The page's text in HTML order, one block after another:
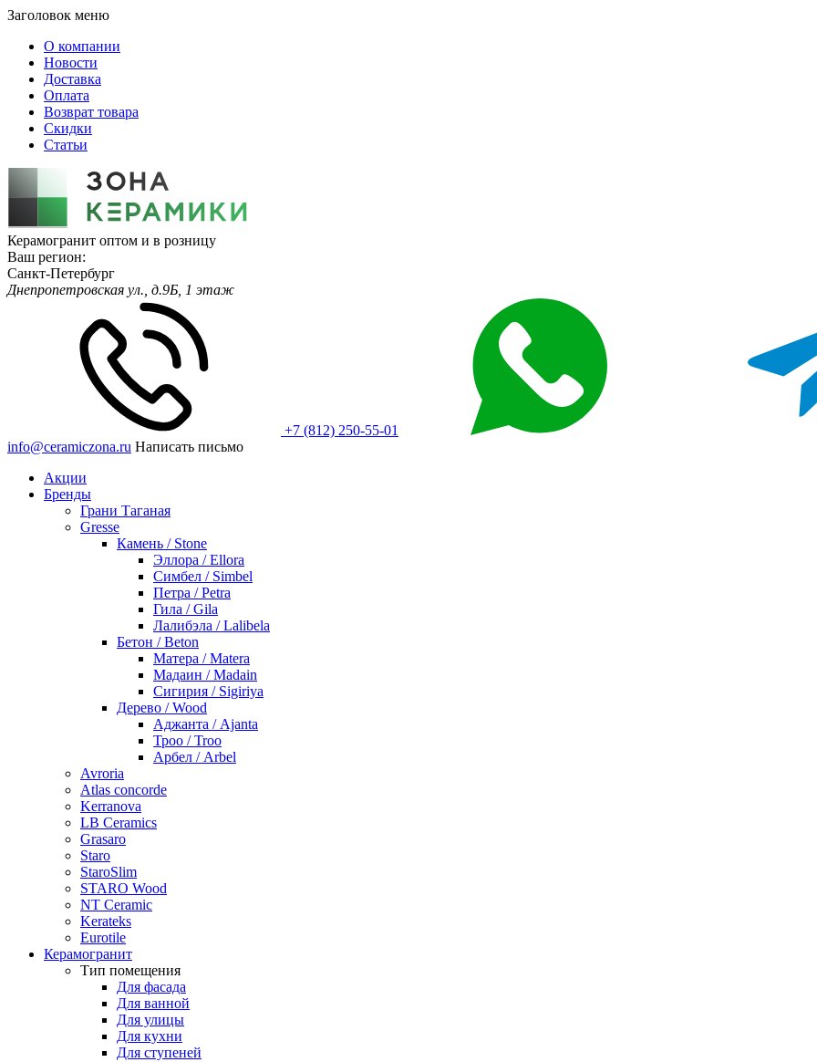
Заголовок меню
О компании
Новости
Доставка
Оплата
Возврат товара
Скидки
Статьи
Керамогранит оптом и в розницу
Ваш регион:
Санкт-Петербург
Днепропетровская ул., д.9Б, 1 этаж
+7 (812) 250-55-01
info@ceramiczona.ru Написать письмо
Акции
Бренды
Грани Таганая
Gresse
Камень / Stone
Эллора / Ellora
Симбел / Simbel
Петра / Petra
Гила / Gila
Лалибэла / Lalibela
Бетон / Beton
Матера / Matera
Мадаин / Madain
Сигирия / Sigiriya
Дерево / Wood
Аджанта / Ajanta
Троо / Troo
Арбел / Arbel
Avroria
Atlas concorde
Kerranova
LB Ceramics
Grasaro
Staro
StaroSlim
STARO Wood
NT Ceramic
Kerateks
Eurotile
Керамогранит
Тип помещения
Для фасада
Для ванной
Для улицы
Для кухни
Для ступеней